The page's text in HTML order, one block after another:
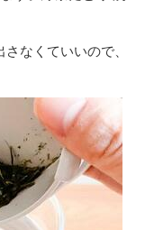
なくていいので、